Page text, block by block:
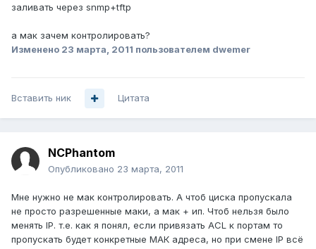
заливать через snmp+tftp
а мак зачем контролировать?
Изменено 23 марта, 2011 пользователем dwemer
Вставить ник Цитата
NCPhantom
Опубликовано 23 марта, 2011
Мне нужно не мак контролировать. А чтоб циска пропускала
не просто разрешенные маки, а мак + ип. Чтоб нельзя было
менять IP. т.е. как я понял, если привязать ACL к портам то
пропускать будет конкретные МАК адреса, но при смене IP всё